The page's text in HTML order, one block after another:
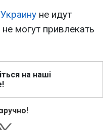
Украину не идут
могут привлекать
на наші